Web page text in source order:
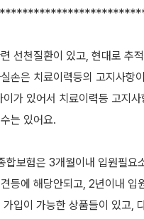
선천질환이 있고, 현대로 추
손은 치료이력등의 고지사항
이가 있어서 치료이력등 고지
는 있어요.
합보험은 3개월이내 입원필요
등에 해당안되고, 2년이내 입
가입이 가능한 상품들이 있고,